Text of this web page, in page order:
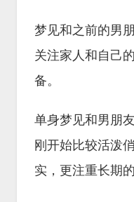
梦见和之前的男
关注家人和自己
备。
单身梦见和男朋
刚开始比较活泼
实，更注重长期